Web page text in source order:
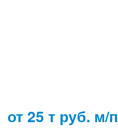
от 25 т руб. м/п